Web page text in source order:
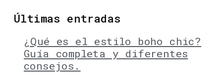
Últimas entradas
¿Qué es el estilo boho chic?
Guía completa y diferentes
consejos.